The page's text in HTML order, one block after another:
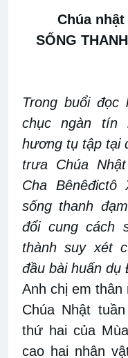
Chúa
SỐNG
Trong buổi đọc
chục ngàn tín
hương tụ tập tại
trưa Chúa
Cha
sống thanh
đổi cung cách
thành suy xét
đầu bài huấn dụ
Anh chị em thân
Chúa Nhật
thứ hai của
cao hai nhân